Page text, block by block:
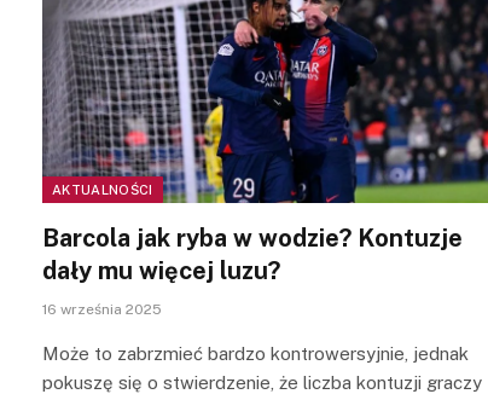
AKTUALNOŚCI
Barcola jak ryba w wodzie? Kontuzje
dały mu więcej luzu?
16 września 2025
Może to zabrzmieć bardzo kontrowersyjnie, jednak
pokuszę się o stwierdzenie, że liczba kontuzji graczy